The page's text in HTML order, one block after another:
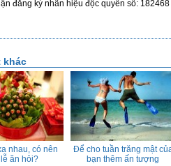
đăng ký nhãn hiệu độc quyền số: 182468
khác
nhau, có nên
lễ ăn hỏi?
Để cho tuần trăng mật
bạn thêm ấn tượng
Tổ chức
thành
Transimex
Bảng giá
trọn gói